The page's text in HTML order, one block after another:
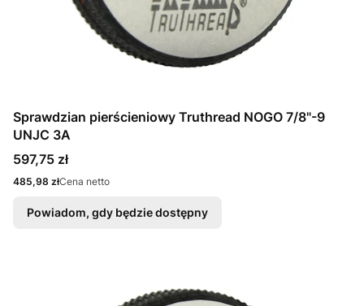
Sprawdzian pierścieniowy Truthread NOGO 7/8"-9
UNJC 3A
Cena
597,75 zł
Cena
485,98 złCena netto
Powiadom, gdy będzie dostępny